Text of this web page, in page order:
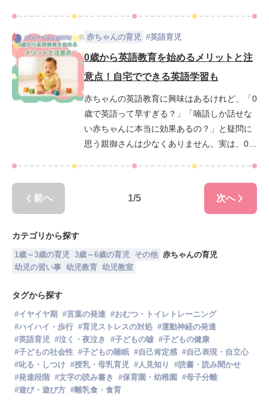
てください。
る育児の「大変さ」と、その時期ならではの
悩みや不安の理由を解説します。さらに、そ
れらを少しでも軽くするためのヒントや、赤
ちゃんの行動の意味を知ることで心にゆとり
を持つ方法までを紹介します。読み終えた後
には、「育児ってそういうことだったのか」
と前向きに向き合える気持ちがきっと芽生え
るはずです。
赤ちゃんの育児 #英語育児
0歳から英語教育を始めるメリットと注
意点！自宅でできる英語学習も
赤ちゃんの英語教育に興味はあるけれど、「0
歳で英語って早すぎる？」「喃語しか話せな
い赤ちゃんに本当に効果あるの？」と疑問に
思う親御さんは少なくありません。実は、0歳
てきています。英語の音に耳を慣らすだけで
も、将来的なリスニング力や発音の基礎が自
材を探すのも大変そう…」と感じる方も多い
でしょう。この記事では、0歳から始める英語
詳しく解説します。読み終える頃には、「こ
れならできそう」と思える第一歩がきっと見
つかるはずです。
前へ 1/5 次へ
カテゴリから探す
1歳～3歳の育児 3歳～6歳の育児 その他 赤ちゃんの育児
幼児の習い事 幼児教育 幼児教室
タグから探す
#イヤイヤ期 #言葉の発達 #おむつ・トイレトレーニング
#ハイハイ・歩行 #育児ストレスの対処 #運動神経の発達
#英語育児 #泣く・夜泣き #子どもの嘘 #子どもの健康
#子どもの社会性 #子どもの睡眠 #自己肯定感 #自己表現・自立心
#叱る・しつけ #授乳・母乳育児 #人見知り #読書・読み聞かせ
#発達段階 #文字の読み書き #保育園・幼稚園 #母子分離
#遊び・遊び方 #離乳食・食育